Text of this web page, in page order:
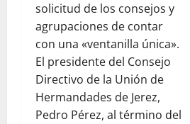
solicitud de los consejos y
agrupaciones de contar
con una «ventanilla única».
El presidente del Consejo
Directivo de la Unión de
Hermandades de Jerez,
Pedro Pérez, al término del